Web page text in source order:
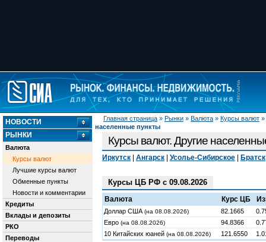
Главная страница » Рынки » Валюта » Курсы валют »
населенные пункты
НОВОСТИ
РЫНКИ
Валюта
Курсы валют
Лучшие курсы валют
Обменные пункты
Новости и комментарии
Кредиты
Вклады и депозиты
РКО
Переводы
Курсы валют. Другие
Иркутск Ангарск Усолье-Сибирское Братск
Курсы ЦБ РФ с 09.08.2026
Валюта Курс ЦБ
Доллар США (на 08.08.2026) 82.1665
Евро (на 08.08.2026) 94.8366
10 Китайских юаней (на 08.08.2026) 121.6550